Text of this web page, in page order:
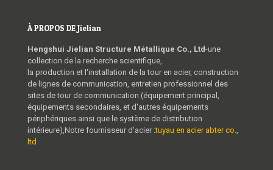
À PROPOS DE Jielian
Hengshui Jielian Structure Métallique Co., Ltd-une
collection de la recherche scientifique,
la production et l'installation de la tour en acier, construction
de lignes de communication, entretien professionnel des
sites de tour de communication (équipement principal,
équipements secondaires, et d'autres équipements
périphériques ainsi que le système de distribution
intérieure),Notre fournisseur d'acier :tuyau en acier abter co.,
ltd